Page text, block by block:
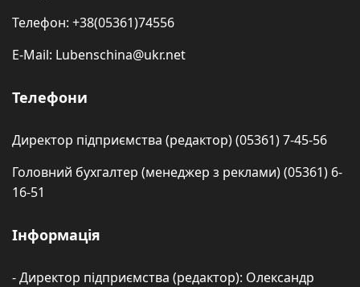
Телефон: +38(05361)74556
E-Mail: Lubenschina@ukr.net
Телефони
Директор підприємства (редактор) (05361) 7-45-56
Головний бухгалтер (менеджер з реклами) (05361) 6-
16-51
Інформація
- Директор підприємства (редактор): Олександр